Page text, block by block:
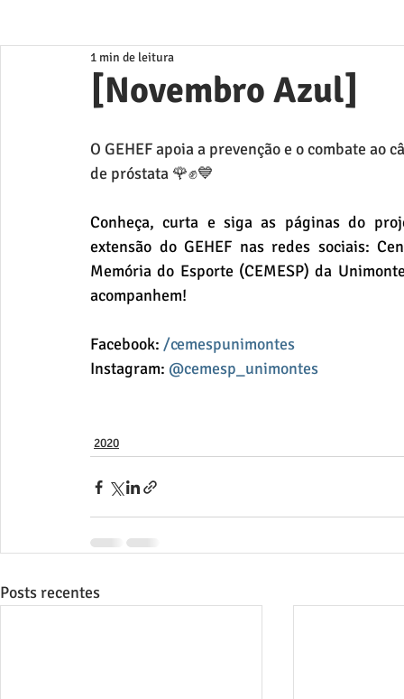
[Novembro Azul]
1 min de leitura
O GEHEF apoia a prevenção e o combate ao
de próstata 🌹✊💙
Conheça, curta e siga as páginas do
extensão do GEHEF nas redes sociais:
Memória do Esporte (CEMESP) da
acompanhem!
Facebook: /cemespunimontes
Instagram: @cemesp_unimontes
2020
Posts recentes